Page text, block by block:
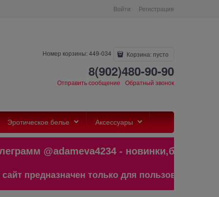
Войти Регистрация
Номер корзины: 449-034 Корзина: пусто
8(902)480-90-90
Отправить сообщение Обратный звонок
Эротическое белье Аксессуары
@adameva4234 -
только для пользователей старше